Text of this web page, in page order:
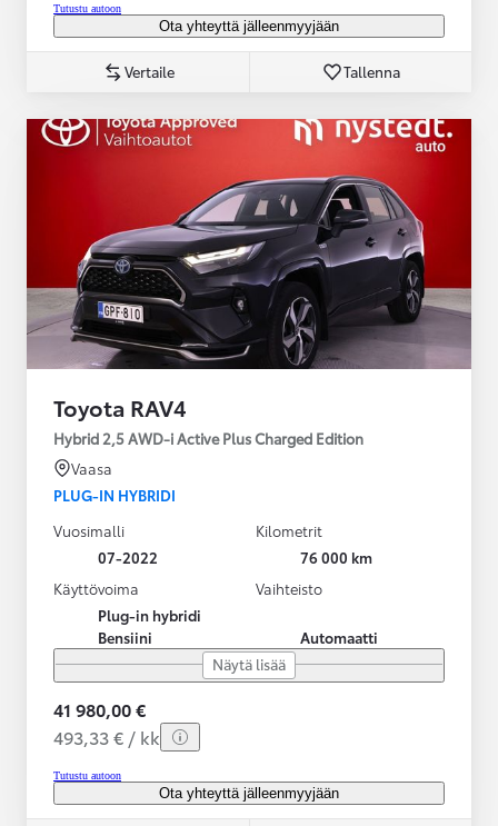
Tutustu autoon
Ota yhteyttä jälleenmyyjään
Vertaile Tallenna
Toyota RAV4
Hybrid 2,5 AWD-i Active Plus Charged Edition
Vaasa
PLUG-IN HYBRIDI
Vuosimalli
07-2022
Kilometrit
76 000 km
Käyttövoima
Plug-in hybridi
Bensiini
Vaihteisto
Automaatti
Näytä lisää
41 980,00 €
493,33 € / kk
Tutustu autoon
Ota yhteyttä jälleenmyyjään